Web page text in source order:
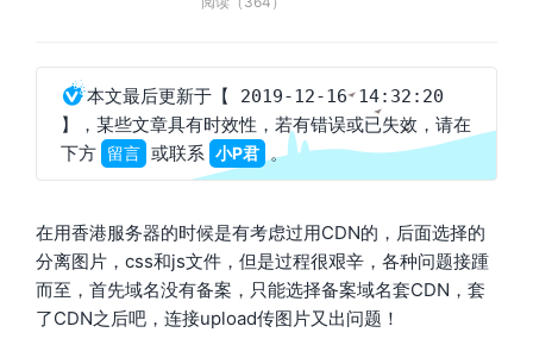
本文最后更新于 【 2019-12-16 14:32:20
】
，某些文章具有时效性，若有错误或已失效，请在
下方 留言 或联系 小P君 。
在用香港服务器的时候是有考虑过用CDN的，后面选择的
分离图片，css和js文件，但是过程很艰辛，各种问题接踵
而至，首先域名没有备案，只能选择备案域名套CDN，套
了CDN之后吧，连接upload传图片又出问题！